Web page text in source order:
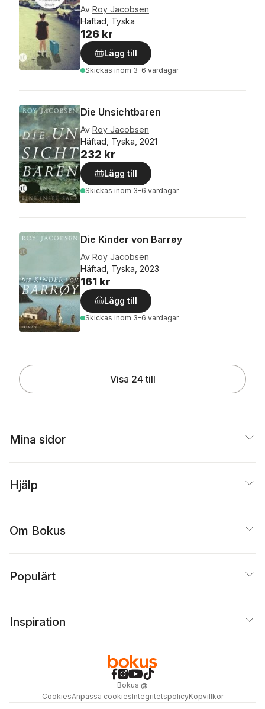
Av Roy Jacobsen
Häftad, Tyska
126 kr
Lägg till
Skickas inom 3-6 vardagar
Die Unsichtbaren
Av Roy Jacobsen
Häftad, Tyska, 2021
232 kr
Lägg till
Skickas inom 3-6 vardagar
Die Kinder von Barrøy
Av Roy Jacobsen
Häftad, Tyska, 2023
161 kr
Lägg till
Skickas inom 3-6 vardagar
Visa 24 till
Mina sidor
Hjälp
Om Bokus
Populärt
Inspiration
Bokus @
CookiesAnpassa cookiesIntegritetspolicyKöpvillkor